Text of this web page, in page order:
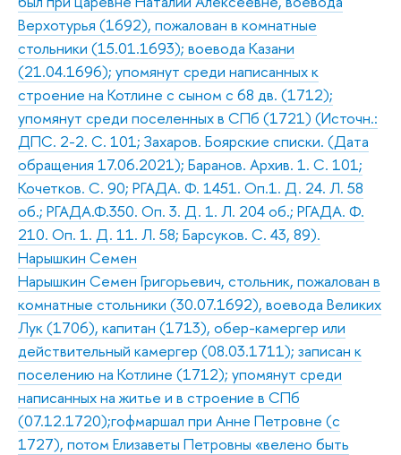
Верхотурья (1692), пожалован в комнатные
стольники (15.01.1693); воевода Казани
(21.04.1696); упомянут среди написанных к
строение на Котлине с сыном с 68 дв. (1712);
упомянут среди поселенных в СПб (1721) (Источн.:
ДПС. 2-2. С. 101; Захаров. Боярские списки. (Дата
обращения 17.06.2021); Баранов. Архив. 1. С. 101;
Кочетков. С. 90; РГАДА. Ф. 1451. Оп.1. Д. 24. Л. 58
об.; РГАДА.Ф.350. Оп. 3. Д. 1. Л. 204 об.; РГАДА. Ф.
210. Оп. 1. Д. 11. Л. 58; Барсуков. С. 43, 89).
Нарышкин Семен
Нарышкин Семен Григорьевич, стольник, пожалован в
комнатные стольники (30.07.1692), воевода Великих
Лук (1706), капитан (1713), обер-камергер или
действительный камергер (08.03.1711); записан к
поселению на Котлине (1712); упомянут среди
написанных на житье и в строение в СПб
(07.12.1720);гофмаршал при Анне Петровне (с
1727), потом Елизаветы Петровны «велено быть